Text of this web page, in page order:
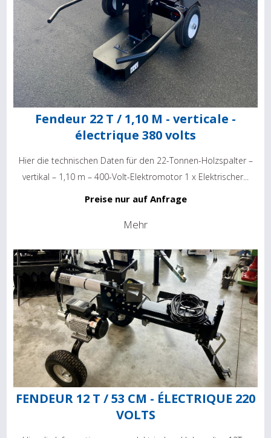
Fendeur 22 T / 1,10 M - verticale -
électrique 380 volts
Hier die technischen Daten für den 22-Tonnen-Holzspalter –
vertikal – 1,10 m – 400-Volt-Elektromotor 1 x Elektrischer...
Preise nur auf Anfrage
Mehr
FENDEUR 12 T / 53 CM - ÉLECTRIQUE 220
VOLTS